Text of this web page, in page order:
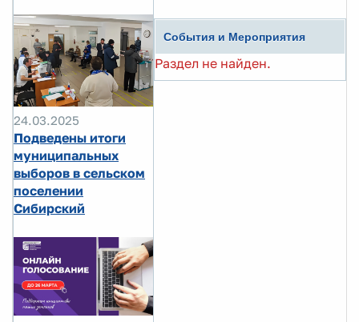
24.03.2025
Подведены итоги
муниципальных
выборов в сельском
поселении
Сибирский
События и Мероприятия
Раздел не найден.